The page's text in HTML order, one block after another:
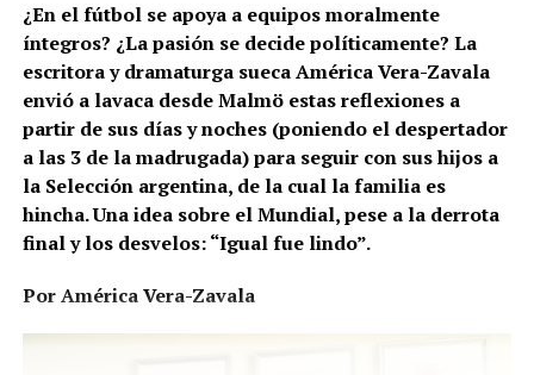
Cuando leo sobre la propuesta de poner a la venta los
torneos de fútbol, ​​acudo a mi estantería y saco el libro
de portada rosa de Erik Niva, el periodista de fútbol más
destacado de Suecia. Busco la sección dedicada a Eric
Cantona y leo la historia de aquel futbolista que, tras su
primer entrenamiento con su nuevo club-el Manchester
United- le pidió a su entrenador que le prestara dos
jugadores.
¿En el fútbol se apoya a equipos moralmente
íntegros? ¿La pasión se decide políticamente? La
escritora y dramaturga sueca América Vera-Zavala
envió a lavaca desde Malmö estas reflexiones a
partir de sus días y noches (poniendo el despertador
a las 3 de la madrugada) para seguir con sus hijos a
la Selección argentina, de la cual la familia es
hincha. Una idea sobre el Mundial, pese a la derrota
final y los desvelos: “Igual fue lindo”.
Por América Vera-Zavala